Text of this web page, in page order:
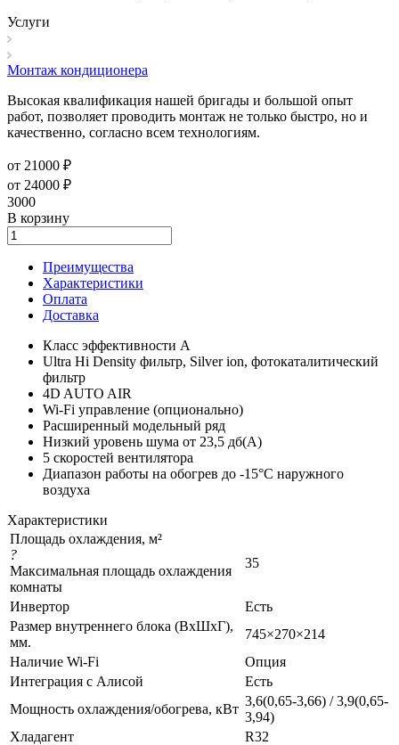
Услуги
Монтаж кондиционера
Высокая квалификация нашей бригады и большой опыт
работ, позволяет проводить монтаж не только быстро, но и
качественно, согласно всем технологиям.
от 21000 ₽
от 24000 ₽
3000
В корзину
Преимущества
Характеристики
Оплата
Доставка
Класс эффективности A
Ultra Hi Density фильтр, Silver ion, фотокаталитический
фильтр
4D AUTO AIR
Wi-Fi управление (опционально)
Расширенный модельный ряд
Низкий уровень шума от 23,5 дб(А)
5 скоростей вентилятора
Диапазон работы на обогрев до -15°C наружного
воздуха
Характеристики
Площадь охлаждения, м²
?
Максимальная площадь охлаждения
комнаты
35
Инвертор
Есть
Размер внутреннего блока (ВхШхГ),
мм.
745×270×214
Наличие Wi-Fi
Опция
Интеграция с Алисой
Есть
Мощность охлаждения/обогрева, кВт
3,6(0,65-3,66) / 3,9(0,65-
3,94)
Хладагент
R32